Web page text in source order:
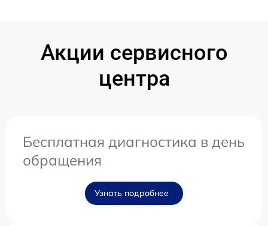
Акции сервисного
центра
Бесплатная диагностика в день
обращения
Узнать подробнее